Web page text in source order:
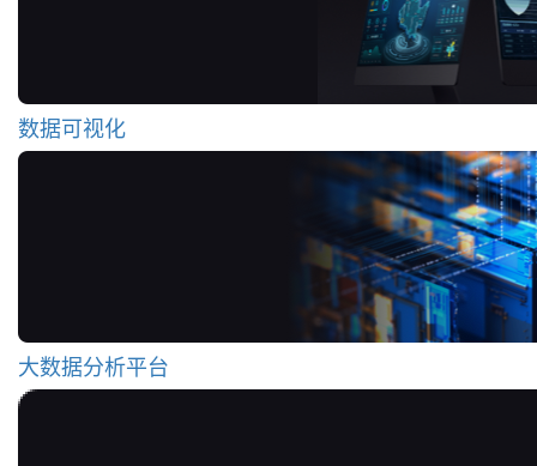
数据可视化
大数据分析平台